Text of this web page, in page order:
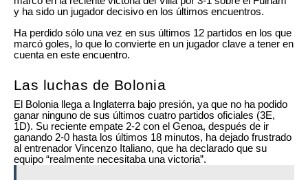
y ha sido un jugador decisivo en los últimos encuentros.
Ha perdido sólo una vez en sus últimos 12 partidos en los que
marcó goles, lo que lo convierte en un jugador clave a tener en
cuenta en este encuentro.
Las luchas de Bolonia
El Bolonia llega a Inglaterra bajo presión, ya que no ha podido
ganar ninguno de sus últimos cuatro partidos oficiales (3E,
1D). Su reciente empate 2-2 con el Genoa, después de ir
ganando 2-0 hasta los últimos 18 minutos, ha dejado frustrado
al entrenador Vincenzo Italiano, que ha declarado que su
equipo “realmente necesitaba una victoria”.